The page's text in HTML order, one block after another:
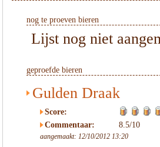
nog te proeven bieren
Lijst nog niet
geproefde bieren
Gulden Draak
Score:
Commentaar:
8.5/10
aangemaakt: 12/10/2012 13:20